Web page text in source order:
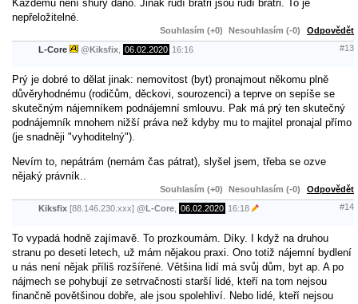
Každému není shůry dáno. Jinak rudí bratři jsou rudí bratři. To je
nepřeložitelné.
Souhlasím (+0) Nesouhlasím (-0) Odpovědět
L-Core @Kiksfix 06.02.2020 16:16 #13
Prý je dobré to dělat jinak: nemovitost (byt) pronajmout někomu plně
důvěryhodnému (rodičům, děckovi, sourozenci) a teprve on sepíše se
skutečným nájemníkem podnájemní smlouvu. Pak má prý ten skutečný
podnájemník mnohem nižší práva než kdyby mu to majitel pronajal přímo
(je snadněji "vyhoditelný").
Nevím to, nepátrám (nemám čas pátrat), slyšel jsem, třeba se ozve
nějaký právník..
Souhlasím (+0) Nesouhlasím (-0) Odpovědět
Kiksfix [88.146.230.xxx] @L-Core 06.02.2020 16:18 #14
To vypadá hodně zajímavě. To prozkoumám. Díky. I když na druhou
stranu po deseti letech, už mám nějakou praxi. Ono totiž nájemní bydlení
u nás není nějak příliš rozšířené. Většina lidí má svůj dům, byt ap. A po
nájmech se pohybují ze setrvačnosti starší lidé, kteří na tom nejsou
finančně povětšinou dobře, ale jsou spolehliví. Nebo lidé, kteří nejsou